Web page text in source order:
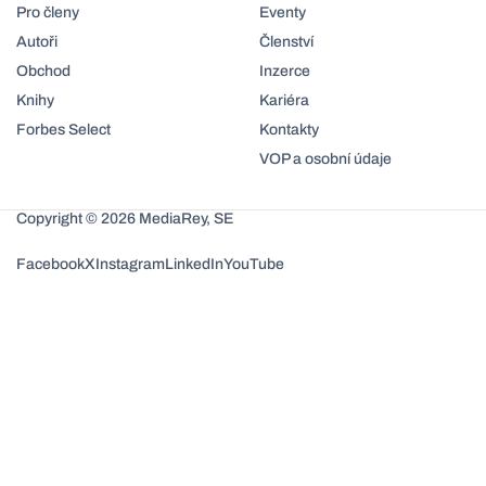
Pro členy
Autoři
Obchod
Knihy
Forbes Select
Eventy
Členství
Inzerce
Kariéra
Kontakty
VOP a osobní údaje
Copyright © 2026 MediaRey, SE
FacebookXInstagramLinkedInYouTube